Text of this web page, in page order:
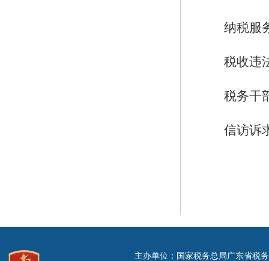
纳税服
税收违
税务干
信访诉
主办单位：国家税务总局广东省税